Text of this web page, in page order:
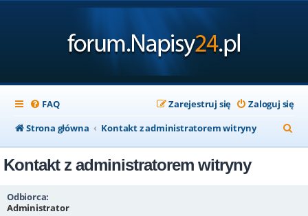
FAQ Zaloguj się
Zarejestruj się
Strona główna
Kontakt z administratorem witryny
z
Kontakt z administratorem witryny
Odbiorca:
Administrator